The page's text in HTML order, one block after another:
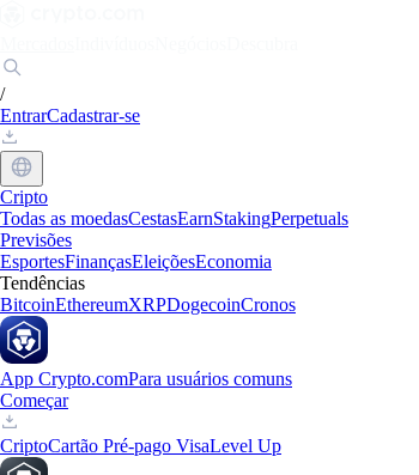
/
EntrarCadastrar-se
Cripto
Todas as moedasCestasEarnStakingPerpetuals
Previsões
EsportesFinançasEleiçõesEconomia
Tendências
BitcoinEthereumXRPDogecoinCronos
App Crypto.comPara usuários comuns
Começar
CriptoCartão Pré-pago VisaLevel Up